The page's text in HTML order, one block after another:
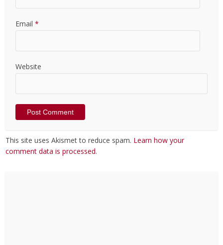
Email *
Website
This site uses Akismet to reduce spam. Learn how your
comment data is processed.